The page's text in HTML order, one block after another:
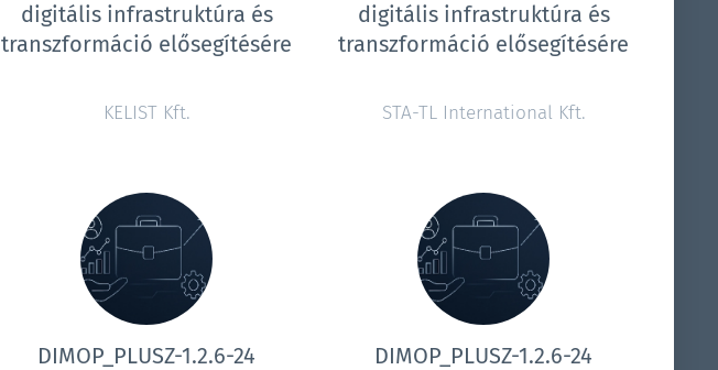
digitális infrastruktúra és
transzformáció elősegítésére
KELIST Kft.
digitális infrastruktúra és
transzformáció elősegítésére
STA-TL International Kft.
DIMOP_PLUSZ-1.2.6-24
DIMOP_PLUSZ-1.2.6-24